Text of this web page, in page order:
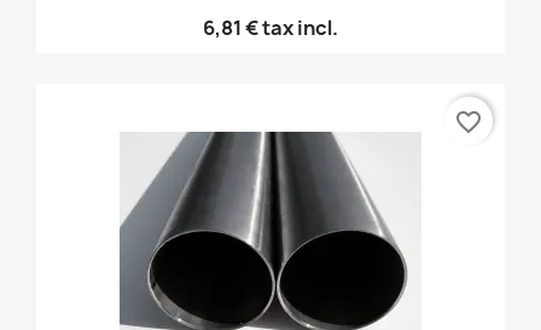
6,81 €tax incl.
favorite_border